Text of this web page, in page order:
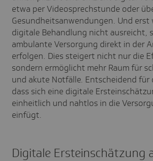
etwa per Videosprechstunde oder
Gesundheitsanwendungen. Und erst
digitale Behandlung nicht ausreicht,
ambulante Versorgung direkt in der
erfolgen. Dies steigert nicht nur die
sondern ermöglicht mehr Raum für
und akute Notfälle. Entscheidend für
dass sich eine digitale
einheitlich und nahtlos in die
einfügt.
Digitale Ersteinschätzung